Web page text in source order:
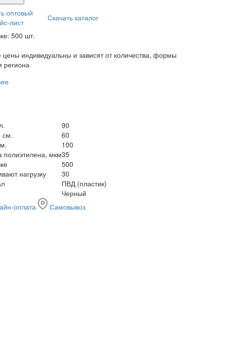
оптовый
лист
Скачать каталог
500 шт.
индивидуальны и зависят от количества, формы
региона
90
см.
60
100
полиэтилена, мкм35
500
нагрузку
30
ПВД (пластик)
Черный
оплата
Самовывоз